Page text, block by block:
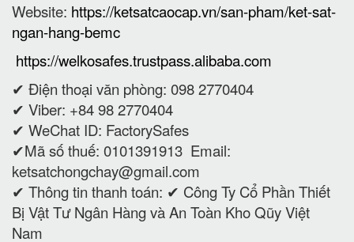
Website: https://ketsatcaocap.vn/san-pham/ket-sat-
ngan-hang-bemc
https://welkosafes.trustpass.alibaba.com
✔ Điện thoại văn phòng: 098 2770404
✔ Viber: +84 98 2770404
✔ WeChat ID: FactorySafes
✔Mã số thuế: 0101391913 Email:
ketsatchongchay@gmail.com
✔ Thông tin thanh toán: ✔ Công Ty Cổ Phần Thiết
Bị Vật Tư Ngân Hàng và An Toàn Kho Qũy Việt
Nam